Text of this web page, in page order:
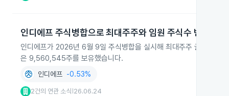
인디에프 주식병합으로 최대주주와 임원 주식수 변경
인디에프가 2026년 6월 9일 주식병합을 실시해 최대주주 글로벌세
은 9,560,545주를 보유했습니다.
인디에프 -0.53%
2건의 연관 소식 26.06.24